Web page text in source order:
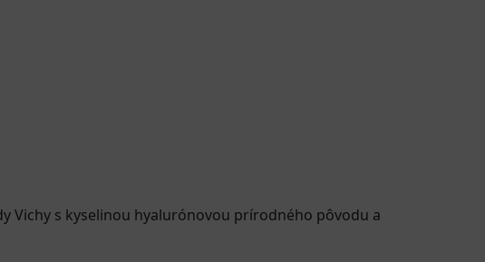
Vichy s kyselinou hyalurónovou prírodného pôvodu a